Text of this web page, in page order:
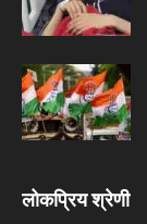
लोकप्रिय श्रेणी